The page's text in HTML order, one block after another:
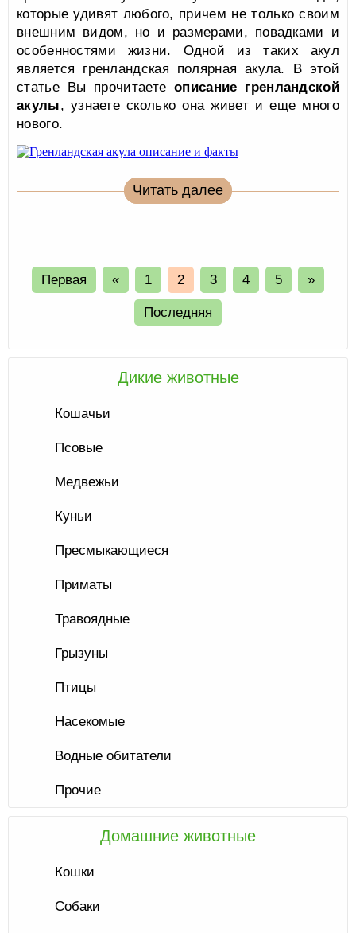
которые удивят любого, причем не только своим
внешним видом, но и размерами, повадками и
особенностями жизни. Одной из таких акул
является гренландская полярная акула. В этой
статье Вы прочитаетеописание гренландской
акулы, узнаете сколько она живет и еще много
нового.
Читать далее
Первая « 1 2 3 4 5 »
Последняя
Дикие животные
Кошачьи
Псовые
Медвежьи
Куньи
Пресмыкающиеся
Приматы
Травоядные
Грызуны
Птицы
Насекомые
Водные обитатели
Прочие
Домашние животные
Кошки
Собаки